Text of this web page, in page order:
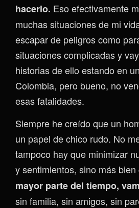
hacerlo. Eso efectivamente
muchas situaciones de mi
escapar de peligros como
situaciones complicadas y
historias de ello estando en
Colombia, pero bueno, no
esas fatalidades.
Siempre he creído que un
un papel de chico rudo. No
tampoco hay que minimizar
y sentimientos, sino más bien
mayor parte del tiempo,
sin familia, sin amigos, sin